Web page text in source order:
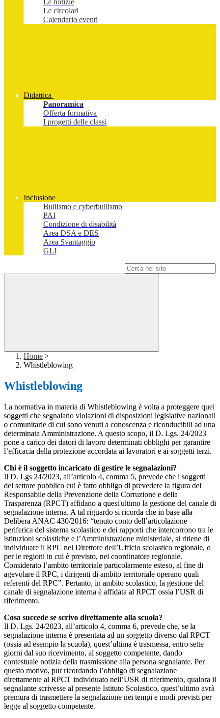
Le notizie
Le circolari
Calendario eventi
Didattica
Panoramica
Offerta formativa
I progetti delle classi
Inclusione
Bullismo e cyberbullismo
PAI
Condizione di disabilità
Area DSA e DES
Area Svantaggio
GLI
Home >
Whistleblowing
Whistleblowing
La normativa in materia di Whistleblowing è volta a proteggere quei
soggetti che segnalano violazioni di disposizioni legislative nazionali
o comunitarie di cui sono venuti a conoscenza e riconducibili ad una
determinata Amministrazione. A questo scopo, il D. Lgs. 24/2023
pone a carico dei datori di lavoro determinati obblighi per garantire
l’efficacia della protezione accordata ai lavoratori e ai soggetti terzi.
Chi è il soggetto incaricato di gestire le segnalazioni?
Il D. Lgs 24/2023, all’articolo 4, comma 5, prevede che i soggetti
del settore pubblico cui è fatto obbligo di prevedere la figura del
Responsabile della Prevenzione della Corruzione e della
Trasparenza (RPCT) affidano a quest'ultimo la gestione del canale di
segnalazione interna. A tal riguardo si ricorda che in base alla
Delibera ANAC 430/2016: “tenuto conto dell’articolazione
periferica del sistema scolastico e dei rapporti che intercorrono tra le
istituzioni scolastiche e l’Amministrazione ministeriale, si ritiene di
individuare il RPC nel Direttore dell’Ufficio scolastico regionale, o
per le regioni in cui è previsto, nel coordinatore regionale.
Considerato l’ambito territoriale particolarmente esteso, al fine di
agevolare il RPC, i dirigenti di ambito territoriale operano quali
referenti del RPC”. Pertanto, in ambito scolastico, la gestione del
canale di segnalazione interna è affidata al RPCT ossia l’USR di
riferimento.
Cosa succede se scrivo direttamente alla scuola?
Il D. Lgs. 24/2023, all’articolo 4, comma 6, prevede che, se la
segnalazione interna è presentata ad un soggetto diverso dal RPCT
(ossia ad esempio la scuola), quest’ultima è trasmessa, entro sette
giorni dal suo ricevimento, al soggetto competente, dando
contestuale notizia della trasmissione alla persona segnalante. Per
questo motivo, pur ricordando l’obbligo di segnalazione
direttamente al RPCT individuato nell’USR di riferimento, qualora il
segnalante scrivesse al presente Istituto Scolastico, quest’ultimo avrà
premura di trasmettere la segnalazione nei tempi e modi previsti per
legge al soggetto competente.